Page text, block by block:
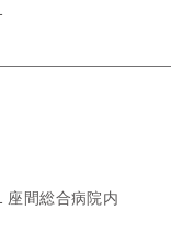
座間総合病院内